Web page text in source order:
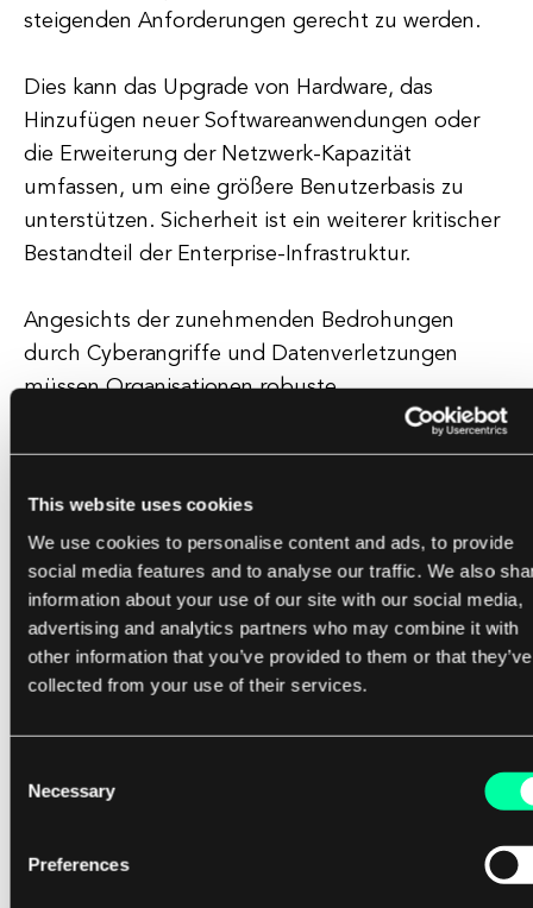
This website uses cookies
We use cookies to personalise content and ads, to provide
social media features and to analyse our traffic. We also
information about your use of our site with our social media,
advertising and analytics partners who may combine it with
other information that you’ve provided to them or that they’ve
collected from your use of their services.
Selection
Necessary
Preferences
steigenden Anforderungen gerecht zu werden.
Dies kann das Upgrade von Hardware, das
Hinzufügen neuer Softwareanwendungen oder
die Erweiterung der Netzwerk-Kapazität
umfassen, um eine größere Benutzerbasis zu
unterstützen. Sicherheit ist ein weiterer kritischer
Bestandteil der Enterprise-Infrastruktur.
Angesichts der zunehmenden Bedrohungen
durch Cyberangriffe und Datenverletzungen
müssen Organisationen robuste
Sicherheitsmaßnahmen implementieren, um ihre
sensiblen Informationen zu schützen und die
Dies kann Firewalls, Verschlüsselung, Intrusion-
Detection-Systeme und andere
Sicherheitslösungen umfassen. Insgesamt spielt
die Enterprise-Infrastruktur eine entscheidende
Rolle für den Erfolg und die Effizienz einer
Durch die Bereitstellung der notwendigen
effektiv arbeiten, nahtlos zusammenarbeiten und